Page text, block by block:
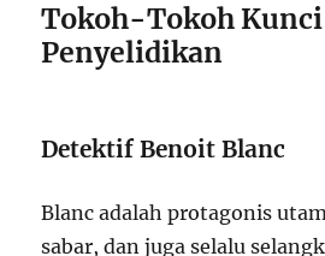
Tokoh-Tokoh
Penyelidikan
Detektif Benoit Blanc
Blanc adalah protagonis
sabar, dan juga selalu